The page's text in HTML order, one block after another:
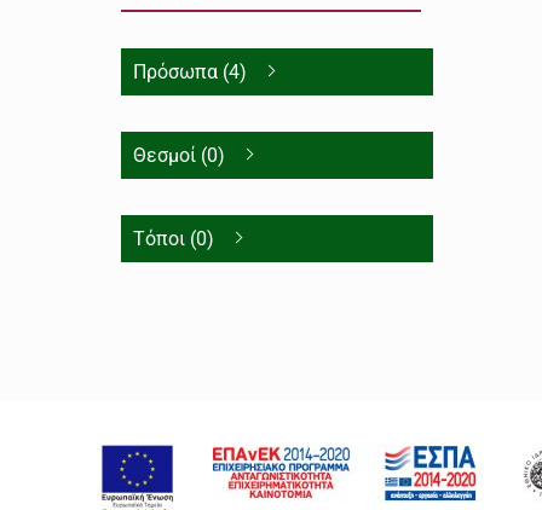
Πρόσωπα (4)
Θεσμοί (0)
Τόποι (0)